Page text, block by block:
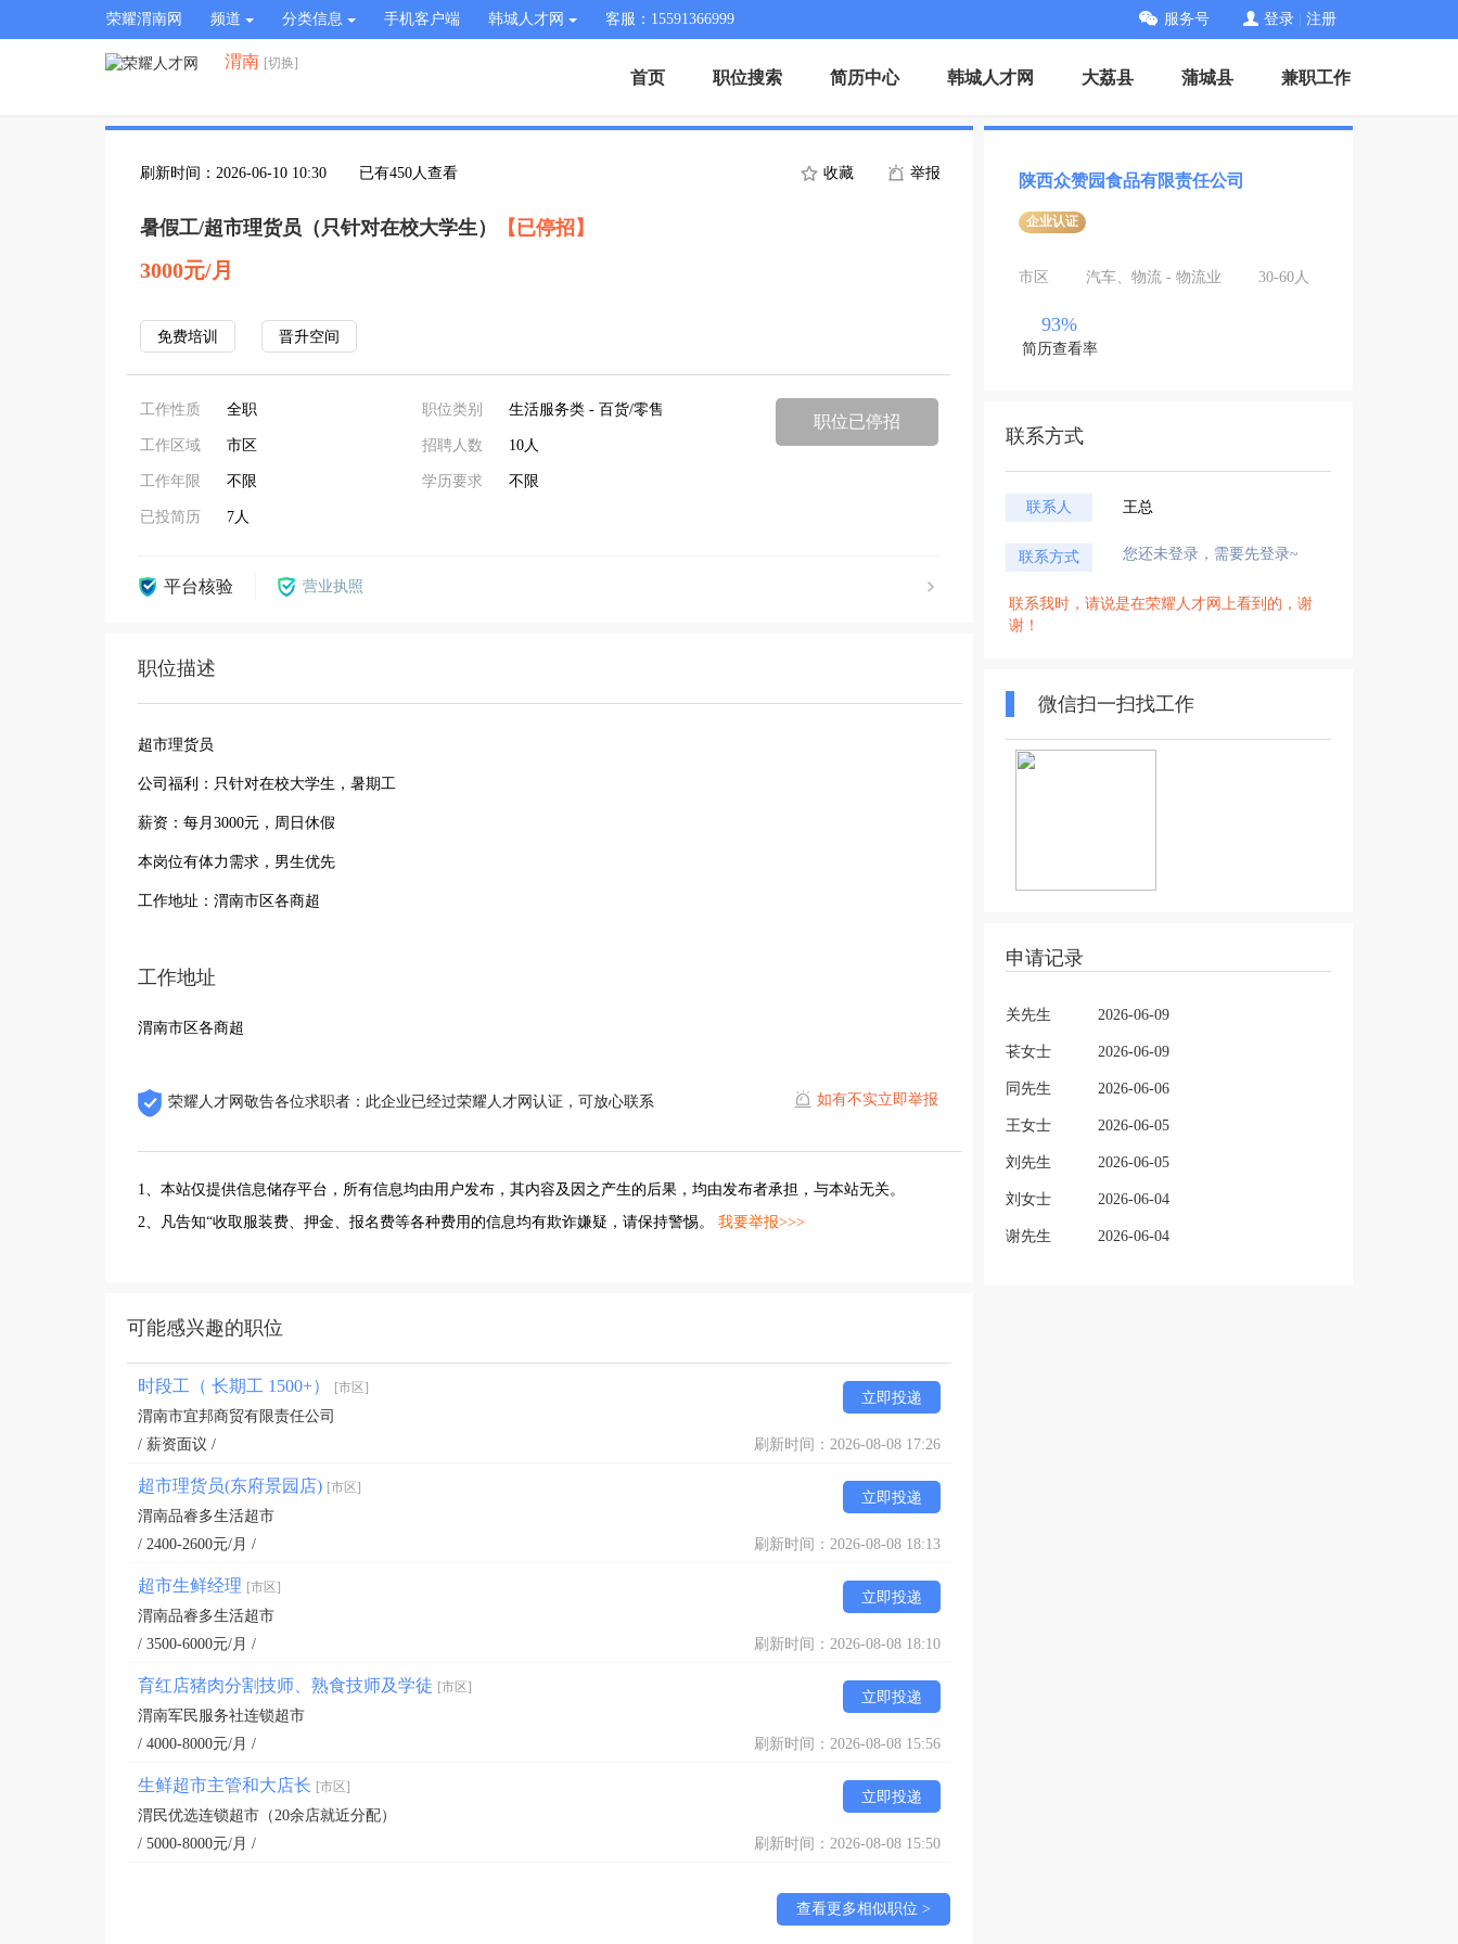
荣耀渭南网 频道 分类信息 手机客户端 韩城人才网 客服：15591366999 服务号 登录 注册
渭南 [切换]
首页 职位搜索 简历中心 韩城人才网 大荔县 蒲城县 兼职工作
刷新时间：2026-06-10 10:30 已有450人查看 收藏 举报
暑假工/超市理货员（只针对在校大学生） 【已停招】
3000元/月
免费培训 晋升空间
工作性质 全职
工作区域 市区
工作年限 不限
已投简历 7人
职位类别 生活服务类 - 百货/零售
招聘人数 10人
学历要求 不限
职位已停招
平台核验 营业执照
职位描述
超市理货员
公司福利：只针对在校大学生，暑期工
薪资：每月3000元，周日休假
本岗位有体力需求，男生优先
工作地址：渭南市区各商超
工作地址
渭南市区各商超
荣耀人才网敬告各位求职者：此企业已经过荣耀人才网认证，可放心联系 如有不实立即举报
1、本站仅提供信息储存平台，所有信息均由用户发布，其内容及因之产生的后果，均由发布者承担，与本站无关。
2、凡告知“收取服装费、押金、报名费等各种费用的信息均有欺诈嫌疑，请保持警惕。 我要举报>>>
可能感兴趣的职位
时段工（ 长期工 1500+） [市区]
立即投递
渭南市宜邦商贸有限责任公司
/ 薪资面议 /
刷新时间：2026-08-08 17:26
超市理货员(东府景园店) [市区]
立即投递
渭南品睿多生活超市
/ 2400-2600元/月 /
刷新时间：2026-08-08 18:13
超市生鲜经理 [市区]
立即投递
渭南品睿多生活超市
/ 3500-6000元/月 /
刷新时间：2026-08-08 18:10
育红店猪肉分割技师、熟食技师及学徒 [市区]
立即投递
渭南军民服务社连锁超市
/ 4000-8000元/月 /
刷新时间：2026-08-08 15:56
生鲜超市主管和大店长 [市区]
立即投递
渭民优选连锁超市（20余店就近分配）
/ 5000-8000元/月 /
刷新时间：2026-08-08 15:50
查看更多相似职位 >
陕西众赞园食品有限责任公司
企业认证
市区 汽车、物流 - 物流业 30-60人
93%
简历查看率
联系方式
联系人 王总
联系方式 您还未登录，需要先登录~
联系我时，请说是在荣耀人才网上看到的，谢
谢！
微信扫一扫找工作
申请记录
关先生 2026-06-09
苌女士 2026-06-09
同先生 2026-06-06
王女士 2026-06-05
刘先生 2026-06-05
刘女士 2026-06-04
谢先生 2026-06-04